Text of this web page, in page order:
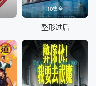
10集全
整形过后